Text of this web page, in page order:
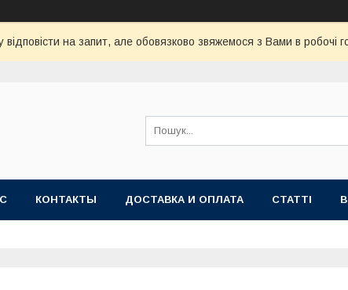
на запит, але обовязково звяжемося з Вами в робочі
КОНТАКТЫ ДОСТАВКА И ОПЛАТА СТАТТІ